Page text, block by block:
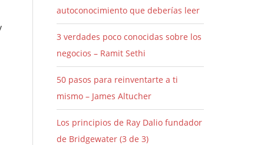
autoconocimiento que deberías leer
3 verdades poco conocidas sobre los
negocios – Ramit Sethi
50 pasos para reinventarte a ti
mismo – James Altucher
Los principios de Ray Dalio fundador
de Bridgewater (3 de 3)